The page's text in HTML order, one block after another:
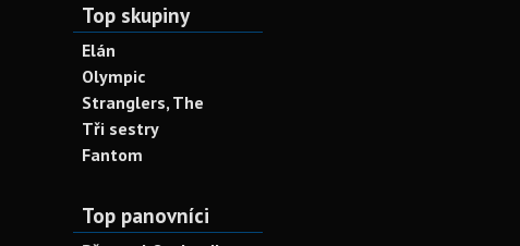
Top skupiny
Elán
Olympic
Stranglers, The
Tři sestry
Fantom
Top panovníci